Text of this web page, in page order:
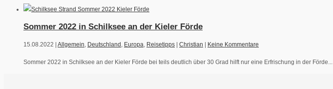
Sommer 2022 in Schilksee an der Kieler Förde
15.08.2022 | Allgemein, Deutschland , Europa, Reisetipps Christian Keine Kommentare
Sommer 2022 in Schilksee an der Kieler Förde bei teils deutlich über 30 Grad hilft nur eine Erfrischung in der Förde...